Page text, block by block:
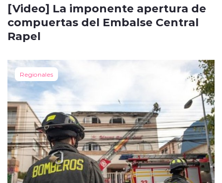
[Video] La imponente apertura de
compuertas del Embalse Central
Rapel
Regionales